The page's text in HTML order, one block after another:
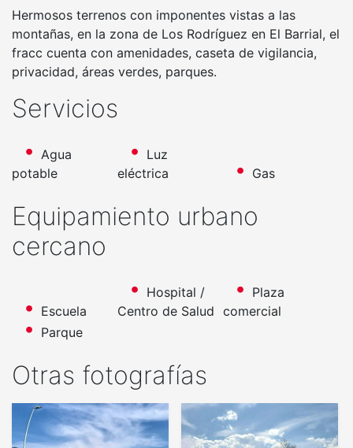
Hermosos terrenos con imponentes vistas a las
montañas, en la zona de Los Rodríguez en El Barrial, el
fracc cuenta con amenidades, caseta de vigilancia,
privacidad, áreas verdes, parques.
Servicios
Agua
potable
Luz
eléctrica
Gas
Equipamiento urbano
cercano
Escuela
Hospital /
Centro de Salud
Plaza
comercial
Parque
Otras fotografías